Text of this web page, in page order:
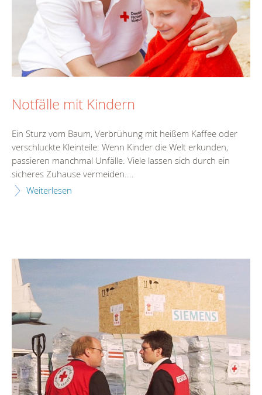
Notfälle mit Kindern
Ein Sturz vom Baum, Verbrühung mit heißem Kaffee oder
verschluckte Kleinteile: Wenn Kinder die Welt erkunden,
passieren manchmal Unfälle. Viele lassen sich durch ein
sicheres Zuhause vermeiden....
Weiterlesen